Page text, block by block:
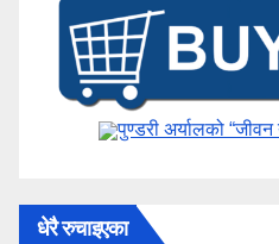
पुण्डरी अर्यालको
धेरै रुचाइएका